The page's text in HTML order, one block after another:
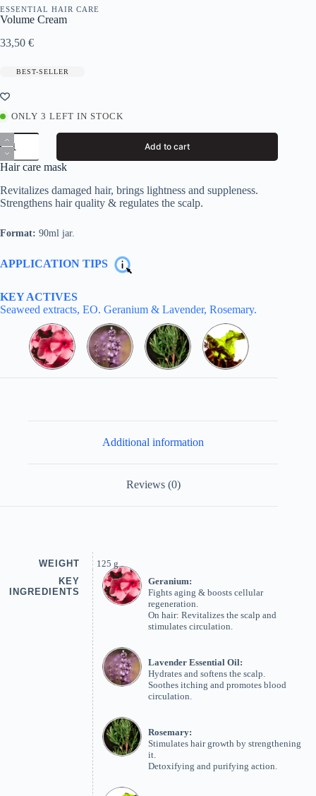
ESSENTIAL HAIR CARE
Volume Cream
33,50 €
BEST-SELLER
ONLY 3 LEFT IN STOCK
Volume
Cream
quantity
Add to cart
Hair care mask
Revitalizes damaged hair, brings lightness and suppleness.
Strengthens hair quality & regulates the scalp.
Format: 90ml jar.
APPLICATION TIPS
KEY ACTIVES
Seaweed extracts, EO. Geranium & Lavender, Rosemary.
Additional information
Reviews (0)
WEIGHT
125 g
KEY
INGREDIENTS
Geranium:
Fights aging & boosts cellular
regeneration.
On hair: Revitalizes the scalp and
stimulates circulation.
Lavender Essential Oil:
Hydrates and softens the scalp.
Soothes itching and promotes blood
circulation.
Rosemary:
Stimulates hair growth by strengthening
it.
Detoxifying and purifying action.